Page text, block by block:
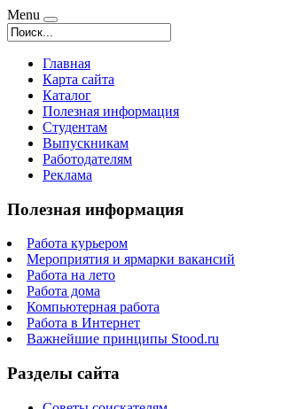
Menu
Главная
Карта сайта
Каталог
Полезная информация
Студентам
Выпускникам
Работодателям
Реклама
Полезная информация
Работа курьером
Мероприятия и ярмарки вакансий
Работа на лето
Работа дома
Компьютерная работа
Работа в Интернет
Важнейшие принципы Stood.ru
Разделы сайта